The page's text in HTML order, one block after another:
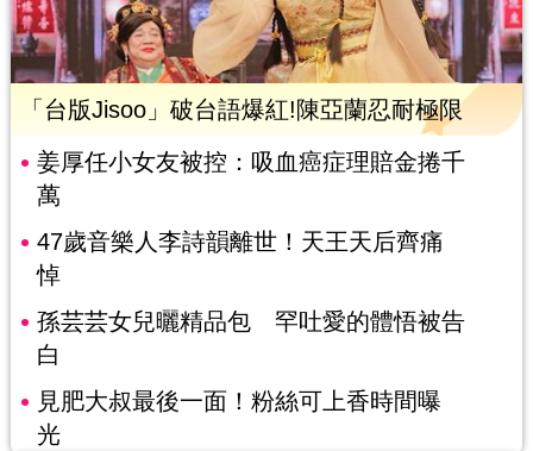
「台版Jisoo」破台語爆紅!陳亞蘭忍耐極限
姜厚任小女友被控：吸血癌症理賠金捲千
萬
47歲音樂人李詩韻離世！天王天后齊痛
悼
孫芸芸女兒曬精品包 罕吐愛的體悟被告
白
見肥大叔最後一面！粉絲可上香時間曝
光